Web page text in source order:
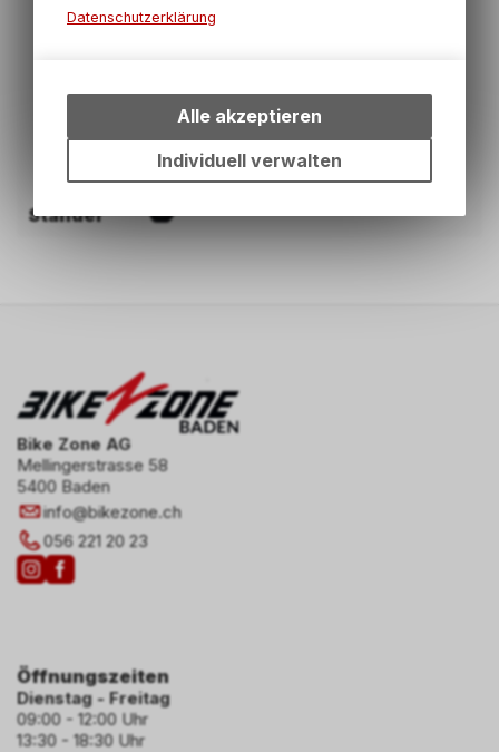
Ständer
Bike Zone AG
Mellingerstrasse 58
5400 Baden
info@bikezone.ch
056 221 20 23
Öffnungszeiten
Dienstag - Freitag
09:00 - 12:00 Uhr
13:30 - 18:30 Uhr
Datenschutzerklärung
bestimmte Interaktionen und
Einstellungen auf Ihrem Gerät,
um die grundlegenden
Funktionen unseres Online-
Alle akzeptieren
Individuell verwalten